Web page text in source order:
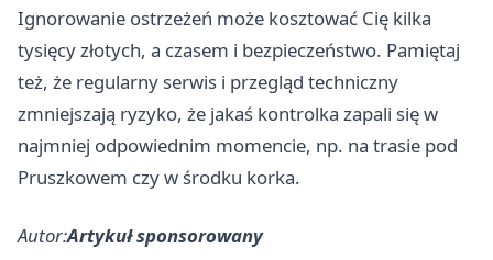
Ignorowanie ostrzeżeń może kosztować Cię kilka
tysięcy złotych, a czasem i bezpieczeństwo. Pamiętaj
też, że regularny serwis i przegląd techniczny
zmniejszają ryzyko, że jakaś kontrolka zapali się w
najmniej odpowiednim momencie, np. na trasie pod
Pruszkowem czy w środku korka.
Autor:Artykuł sponsorowany